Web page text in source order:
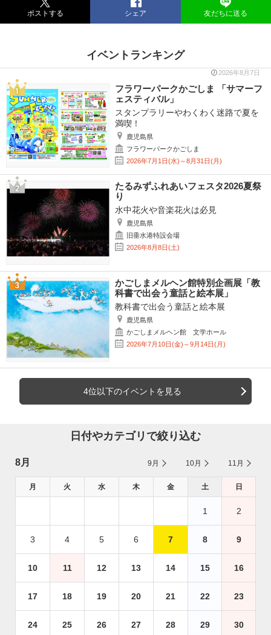
ポストする シェア 友だちに送る
イベントランキング
2026年8月7日
フラワーパークかごしま 「サマーフ
ェスティバル」
スタンプラリーやわくわく迷路で夏を
満喫！
鹿児島県
フラワーパークかごしま
2026年7月1日(水)～8月31日(月)
たるみずふれあいフェスタ2026夏祭
り
水中花火や音楽花火は必見
鹿児島県
旧垂水港特設会場
2026年8月8日(土)
かごしまメルヘン館特別企画展「教
科書で出会う童話と絵本展」
教科書で出会う童話と絵本展
鹿児島県
かごしまメルヘン館 文学ホール
2026年7月10日(金)～9月14日(月)
4位以下のイベントを見る
日付やカテゴリで絞り込む
8月 9月 10月 11月
月 火 水 木 金 土 日
1 2
3 4 5 6 7 8 9
10 11 12 13 14 15 16
17 18 19 20 21 22 23
24 25 26 27 28 29 30